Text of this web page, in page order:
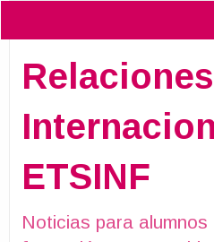
Relaciones
ETSINF
Noticias para